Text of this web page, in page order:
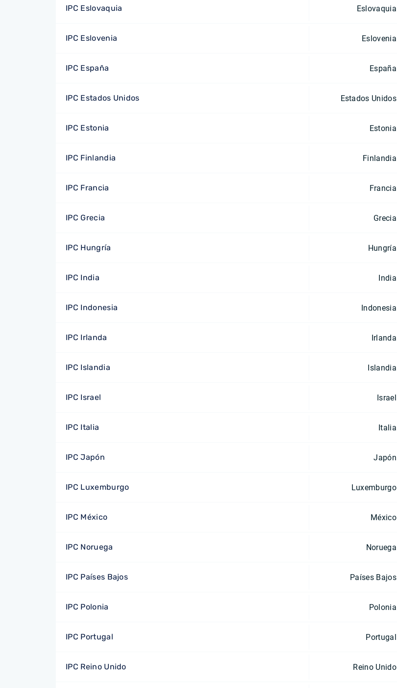
IPC Eslovaquia Eslovaquia
IPC Eslovenia Eslovenia
IPC España España
IPC Estados Unidos Estados Unidos
IPC Estonia Estonia
IPC Finlandia Finlandia
IPC Francia Francia
IPC Grecia Grecia
IPC Hungría Hungría
IPC India India
IPC Indonesia Indonesia
IPC Irlanda Irlanda
IPC Islandia Islandia
IPC Israel Israel
IPC Italia Italia
IPC Japón Japón
IPC Luxemburgo Luxemburgo
IPC México México
IPC Noruega Noruega
IPC Países Bajos Países Bajos
IPC Polonia Polonia
IPC Portugal Portugal
IPC Reino Unido Reino Unido